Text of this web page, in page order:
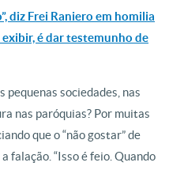
diz Frei Raniero em homilia
exibir, é dar testemunho de
pequenas sociedades, nas
nas paróquias? Por muitas
que o “não gostar” de
falação. “Isso é feio. Quando